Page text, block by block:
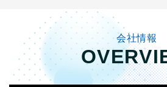
会社情報